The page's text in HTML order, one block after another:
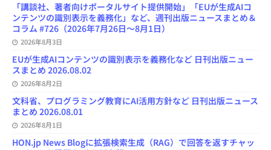
「講談社、著者向けポータルサイト提供開始」「EUが生成AIコ
ンテンツの識別表示を義務化」など、週刊出版ニュースまとめ＆
コラム #726（2026年7月26日～8月1日）
2026年8月3日
EUが生成AIコンテンツの識別表示を義務化など 日刊出版ニュー
スまとめ 2026.08.02
2026年8月2日
文科省、プログラミング教育にAI活用方針など 日刊出版ニュース
まとめ 2026.08.01
2026年8月1日
HON.jp News Blogに拡張検索生成（RAG）で回答を返すチャッ